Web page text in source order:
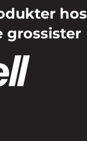
hos
grossister